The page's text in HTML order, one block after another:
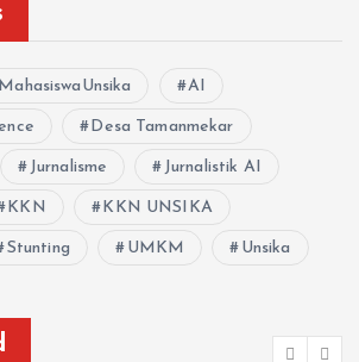
AI
Desa Tamanmekar
Jurnalisme Jurnalistik AI
KKN KKN UNSIKA
Stunting UMKM Unsika